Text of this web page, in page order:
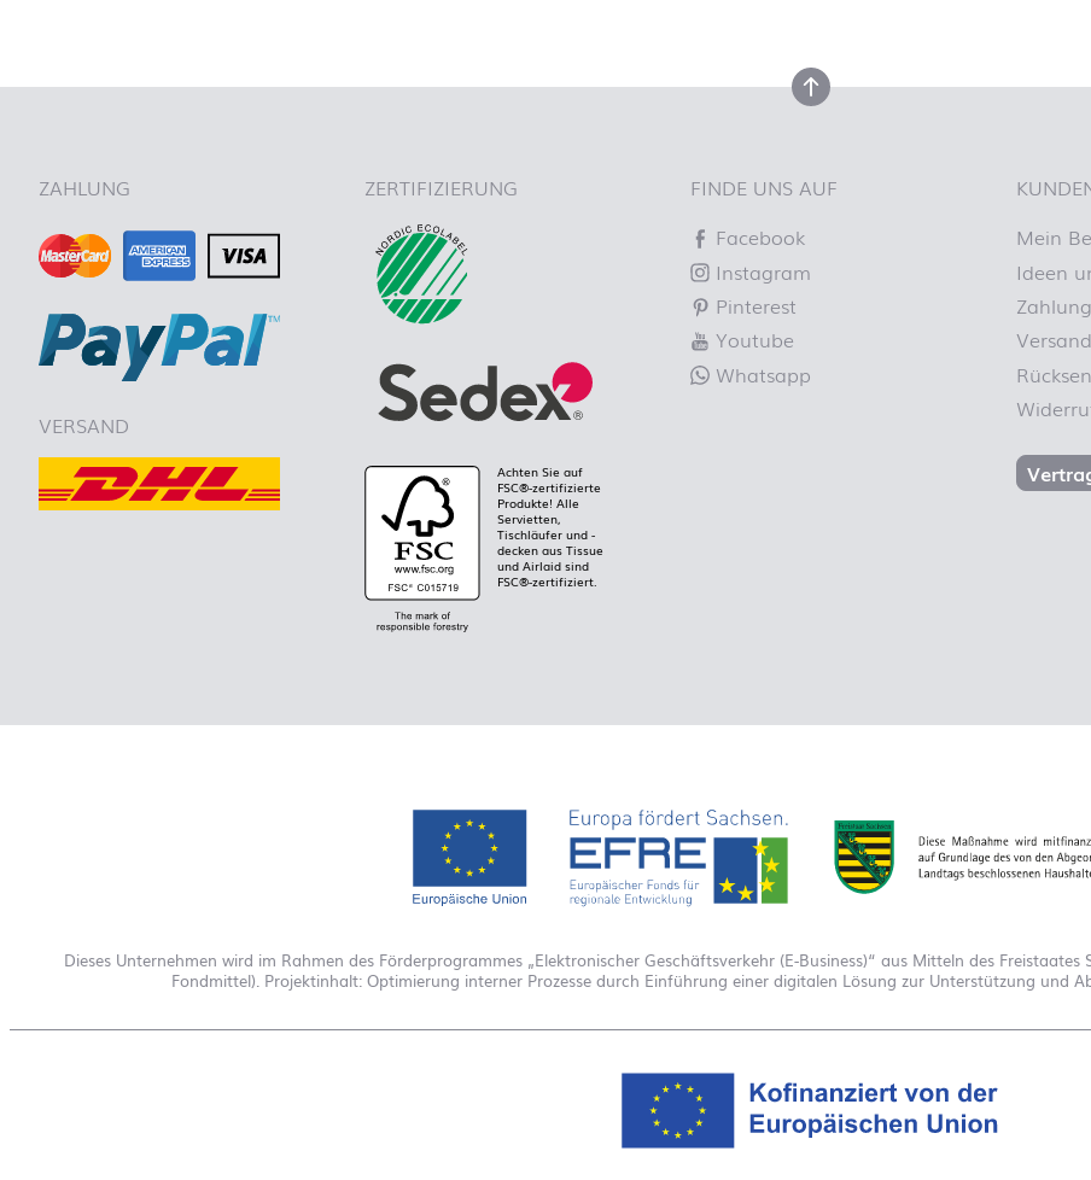
nach oben
ZAHLUNG
VERSAND
ZERTIFIZIERUNG
Achten Sie auf
FSC®-zertifizierte
Produkte! Alle
Servietten,
Tischläufer und -
decken aus Tissue
und Airlaid sind
FSC®-zertifiziert.
FINDE UNS AUF
Facebook
Instagram
Pinterest
Youtube
Whatsapp
Mein
Ideen
Dieses Unternehmen wird im Rahmen des Förderprogrammes „Elektronischer Geschäftsverkehr (E-Business)“ aus Mitteln des
Fondmittel). Projektinhalt: Optimierung interner Prozesse durch Einführung einer digitalen Lösung zur Unterstützung und